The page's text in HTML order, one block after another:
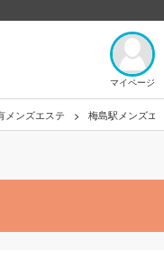
マイページ
メンズエステ 梅島駅メンズエ